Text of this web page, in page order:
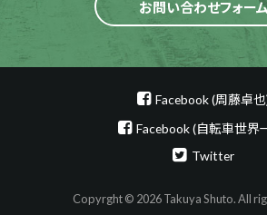
お問い合わせフォーム
Facebook (周藤卓
Facebook (自転車世界
Twitter
Copyrght © 2026 Takuya Shuto. All